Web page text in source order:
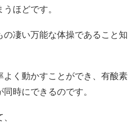
ほどです。
の凄い万能な体操であること知
よく動かすことができ、有酸素
時にできるのです。